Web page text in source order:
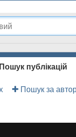
Пошук публікацій
Пошук за